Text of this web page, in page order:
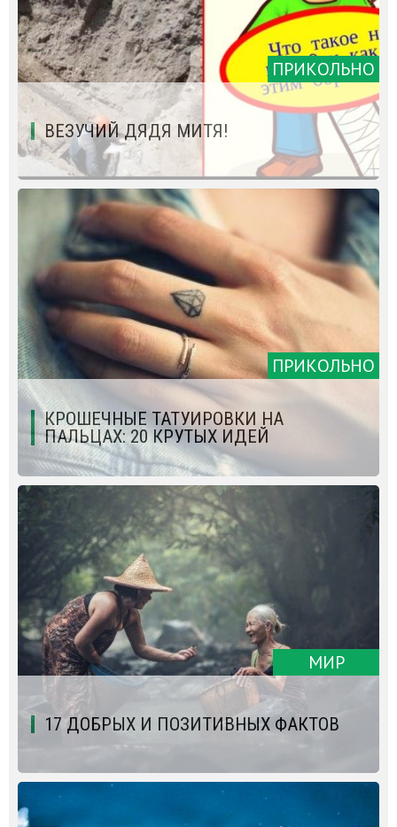
ПРИКОЛЬНО
ВЕЗУЧИЙ ДЯДЯ МИТЯ!
ПРИКОЛЬНО
КРОШЕЧНЫЕ ТАТУИРОВКИ НА
ПАЛЬЦАХ: 20 КРУТЫХ ИДЕЙ
МИР
17 ДОБРЫХ И ПОЗИТИВНЫХ ФАКТОВ